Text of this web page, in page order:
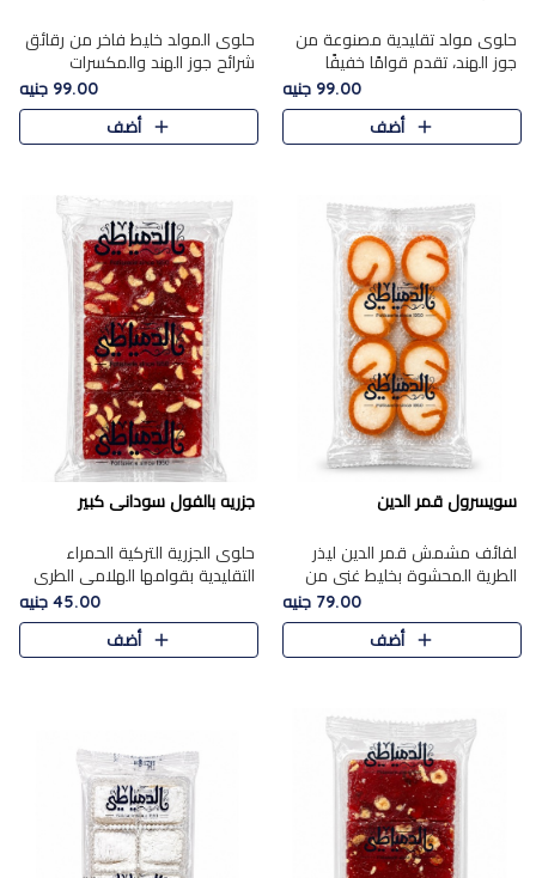
حلوى مولد تقليدية مصنوعة من
جوز الهند، تقدم قوامًا خفيفًا
ونكهة شرقية أصيلة تجسد روح
الـموسم الأعياد.
99.00 جنيه
أضف
حلوى المولد خليط فاخر من رقائق
شرائح جوز الهند والمكسرات
المحمصة، متماسك بشراب حلاوة
الكراميل الخفيفة ليمنحك قرمشة
غنية ومذاقًا شرقيًا أصيلً..
99.00 جنيه
أضف
سويسرول قمر الدين
لفائف مشمش قمر الدين ليذر
الطرية المحشوة بخليط غني من
جوز الهند الأبيض والمكسرات
الفاخرة، يقدم المذاق الحلو
الطبيعي لقمر الدين و تجمع بين
79.00 جنيه
أضف
جزريه بالفول سودانى كبير
حلوى الجزرية التركية الحمراء
التقليدية بقوامها الهلامي الطري
ولونها الأحمر المميز، محشوة
بسخاء بالفول السوداني المحمص
لتمنحك توازنًا رائعًا ..
45.00 جنيه
أضف